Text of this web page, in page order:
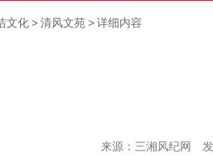
文化>清风文苑>详细内容
来源：三湘风纪网